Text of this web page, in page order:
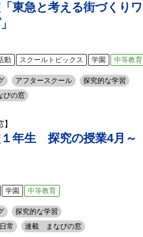
東急と考える街づくりワ
動 スクールトピックス 学園 中等教育
アフタースクール
探究的な学習
の窓
年生 探究の授業4月～
学園 中等教育
探究的な学習
常
連載 まなびの窓